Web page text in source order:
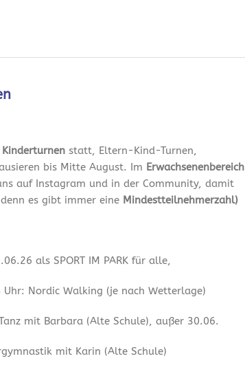
Kinderturnen statt, Eltern-Kind-Turnen,
bis Mitte August. Im Erwachsenenbereich
auf Instagram und in der Community, damit
es gibt immer eine Mindestteilnehmerzahl)
als SPORT IM PARK für alle,
Uhr: Nordic Walking (je nach Wetterlage)
mit Barbara (Alte Schule), außer 30.06.
mit Karin (Alte Schule)